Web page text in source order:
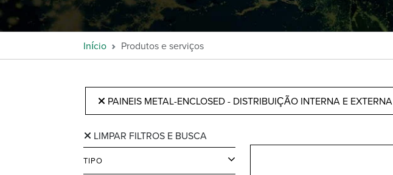
Início Produtos e serviços
PAINEIS METAL-ENCLOSED - DISTRIBUIÇÃO INTERNA E EXTERNA
LIMPAR FILTROS E BUSCA
TIPO